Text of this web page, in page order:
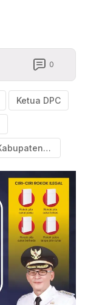
0
Ketua DPC
PKB Kabupaten Pasuruan